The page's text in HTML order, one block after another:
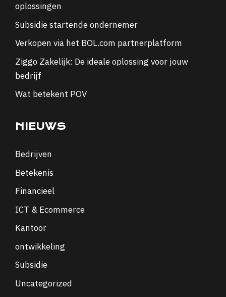
oplossingen
Subsidie startende ondernemer
Verkopen via het BOL.com partnerplatform
Ziggo Zakelijk: De ideale oplossing voor jouw
bedrijf
Wat betekent POV
NIEUWS
Bedrijven
Betekenis
Financieel
ICT & Ecommerce
Kantoor
ontwikkeling
Subsidie
Uncategorized